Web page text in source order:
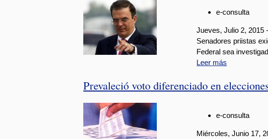
e-consulta
Jueves, Julio 2, 2015
Senadores priistas
Federal sea
Leer más
Prevaleció voto diferenciado en
e-consulta
Miércoles, Junio 17,